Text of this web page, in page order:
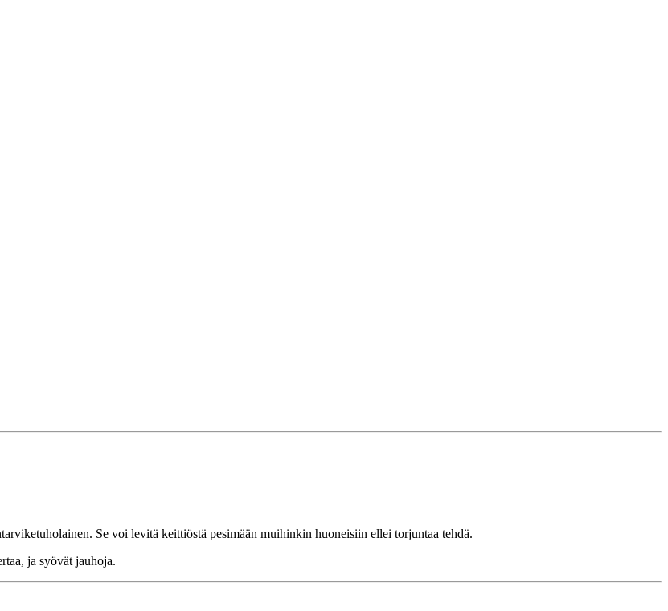
Se voi levitä keittiöstä pesimään muihinkin huoneisiin ellei torjuntaa tehdä.
ja syövät jauhoja.